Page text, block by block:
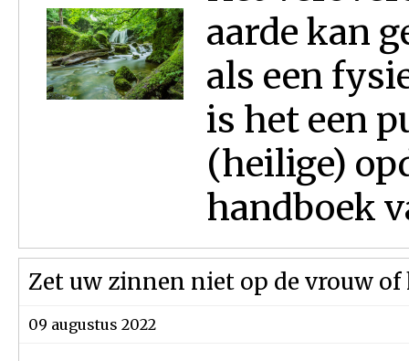
aarde kan
als een
is het een
(heilige)
handboek
Zet uw zinnen niet op de vrouw of
09 augustus 2022